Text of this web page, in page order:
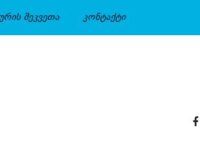
შეკვეთა კონტაქტი